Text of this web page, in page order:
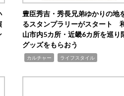
豊臣秀吉・秀長兄弟ゆかりの地
るスタンプラリーがスタート
山市内5カ所・近畿6カ所を巡り
グッズをもらおう
カルチャー ライフスタイル